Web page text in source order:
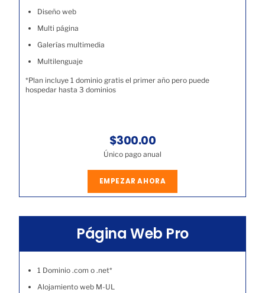
Diseño web
Multi página
Galerías multimedia
Multilenguaje
*Plan incluye 1 dominio gratis el primer año pero puede
hospedar hasta 3 dominios
$300.00
Único pago anual
EMPEZAR AHORA
Página Web Pro
1 Dominio .com o .net*
Alojamiento web M-UL